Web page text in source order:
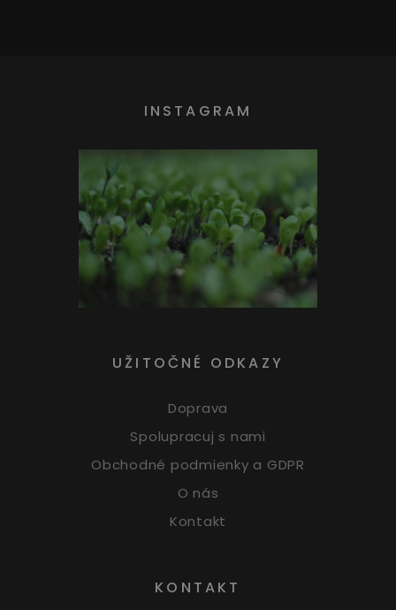
INSTAGRAM
UŽITOČNÉ ODKAZY
Doprava
Spolupracuj s nami
Obchodné podmienky a GDPR
O nás
Kontakt
KONTAKT